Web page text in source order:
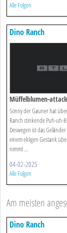
Alle Folgen
Dino Ranch
Müffelblumen-
Sonny der Gauner hat
Ranch stinkende Puh-uh-
Deswegen ist das
einem ekligen Gestank
nimmt ...
04-02-2025
Alle Folgen
Am meisten
Dino Ranch